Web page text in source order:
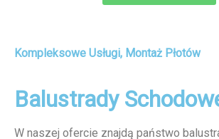
Kompleksowe Usługi, Montaż Płotów
Balustrady
W naszej ofercie znajdą państwo